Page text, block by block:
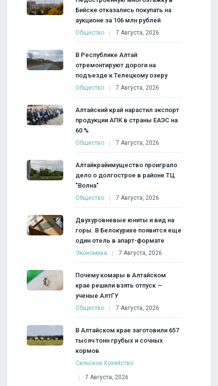
Бийске отказались покупать на
аукционе за 106 млн рублей
Общество 7 Августа, 2026
В Республике Алтай
отремонтируют дороги на
подъезде к Телецкому озеру
Общество 7 Августа, 2026
Алтайский край нарастил экспорт
продукции АПК в страны ЕАЭС на
60 %
Общество 7 Августа, 2026
Алтайкрайимущество проиграло
дело о долгострое в районе ТЦ
"Волна"
Общество 7 Августа, 2026
Двухуровневые юниты и вид на
горы. В Белокурихе появится еще
один отель в апарт-формате
Экономика 7 Августа, 2026
Почему комары в Алтайском
крае решили взять отпуск —
ученые АлтГУ
Общество 7 Августа, 2026
В Алтайском крае заготовили 657
тысяч тонн грубых и сочных
кормов
Сельское Хозяйство
7 Августа, 2026